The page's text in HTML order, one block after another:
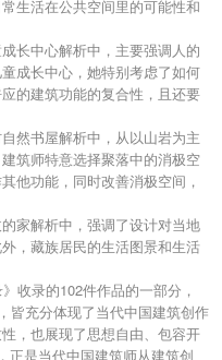
生活在公共空间里的可能性和
长中心解析中，主要强调人的
成长中心，她特别考虑了如何
的建筑功能的复合性，且还要
然书屋解析中，从以山岩为主
筑师特意选择聚落中的消极空
他功能，同时改善消极空间，
家解析中，强调了设计对当地
，藏族居民的生活图景和生活
收录的102件作品的一部分，
皆充分体现了当代中国建筑创作
，也展现了思想自由、包容开
正是当代中国建筑师从建筑创